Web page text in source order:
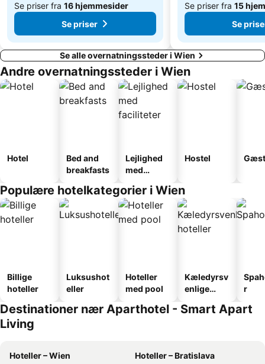
Se priser fra 16 hjemmesider
Se priser
Se priser fra 15
Se
Se alle overnatningssteder i Wien
Andre overnatningssteder i Wien
Hotel
Bed and
breakfasts
Lejlighed
med
Hostel
Populære hotelkategorier i Wien
Billige
hoteller
Luksushot
eller
Hoteller
med pool
Kæledyrsv
enlige
r
Destinationer nær Aparthotel - Smart Apart
Living
Hoteller – Wien
Hoteller – Bratislava